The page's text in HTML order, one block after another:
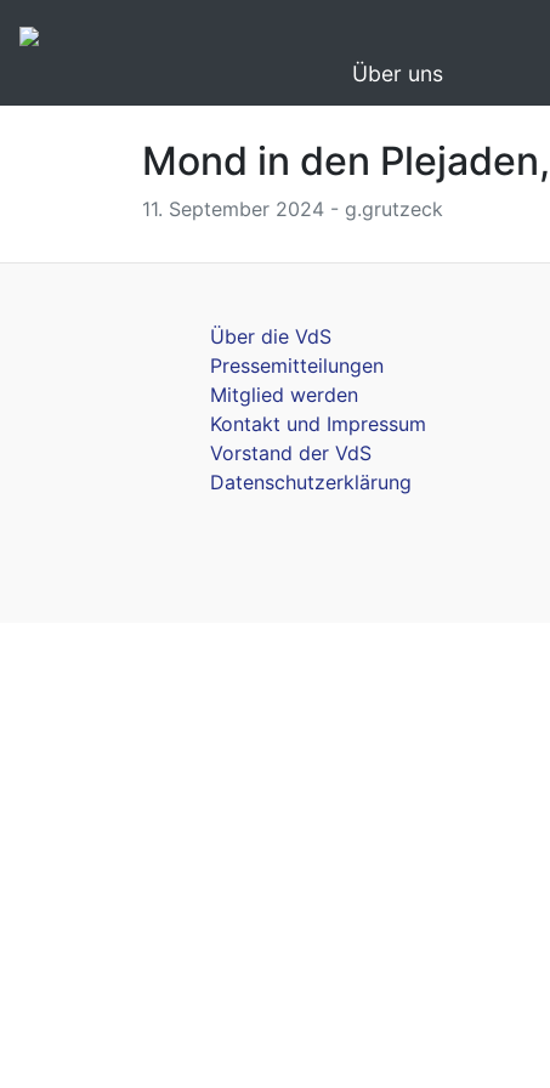
Über uns
Mond in den
11. September 2024 - g.grutzeck
Über die VdS
Pressemitteilungen
Mitglied werden
Kontakt und Impressum
Vorstand der VdS
Datenschutzerklärung